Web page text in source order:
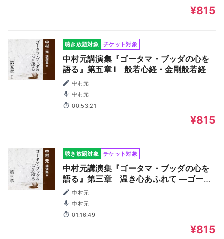
¥815
聴き放題対象 チケット対象
中村元講演集『ゴータマ・ブッダの心を
語る』第五章 I 般若心経・金剛般若経
中村元
中村元
00:53:21
¥815
聴き放題対象 チケット対象
中村元講演集『ゴータマ・ブッダの心を
語る』第三章 温き心あふれて ―ゴータ
マ・ブッダの言葉から―
中村元
中村元
01:16:49
¥815